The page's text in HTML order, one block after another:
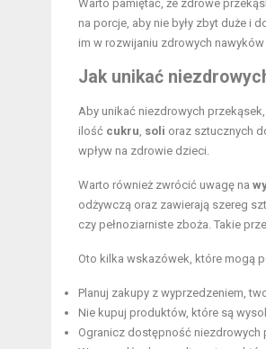
Warto pamiętać, że zdrowe
na porcje, aby nie były zbyt duże i
im w rozwijaniu zdrowych nawyków
Jak unikać
Aby unikać niezdrowych
ilość cukru, soli oraz sztucznych
wpływ na zdrowie dzieci.
Warto również zwrócić uwagę na
odżywczą oraz zawierają szereg
czy pełnoziarniste zboża. Takie
Oto kilka wskazówek, które mogą
Planuj zakupy z wyprzedzeniem,
Nie kupuj produktów, które są
Ogranicz dostępność niezdrowych